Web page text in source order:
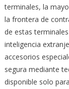
terminales, la
la frontera de
de estas
inteligencia
accesorios
segura mediante
disponible solo